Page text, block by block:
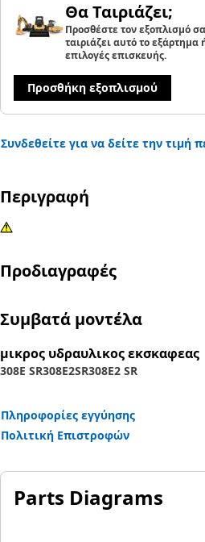
Θα Ταιριάζει;
Προσθέστε τον εξοπλισμό
ταιριάζει αυτό το
επιλογές επισκευής.
Προσθήκη εξοπλισμού
Συνδεθείτε για να δείτε την τιμή
Περιγραφή
Προδιαγραφές
Συμβατά μοντέλα
μικρος υδραυλικος εκσκαφεας
308E SR308E2SR308E2 SR
Πληροφορίες εγγύησης
Πολιτική Επιστροφών
Parts Diagrams